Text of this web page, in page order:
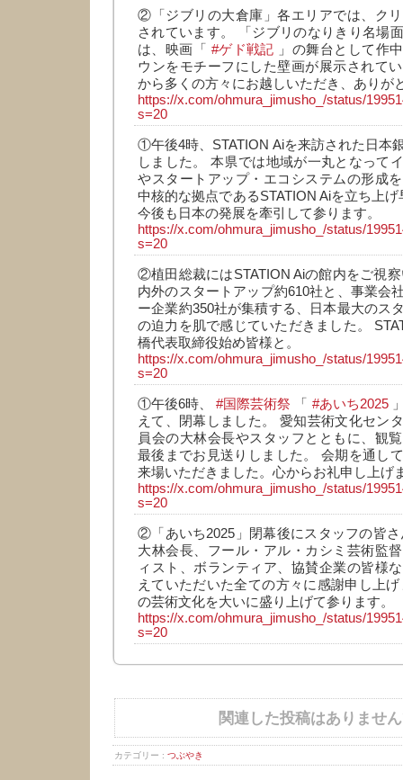
②「ジブリの大倉庫」各エリアでは、ク
されています。 「ジブリのなりきり名場
は、映画「 #ゲド戦記 」の舞台として作
ウンをモチーフにした壁画が展示されて
から多くの方々にお越しいただき、ありが
https://x.com/ohmura_jimusho_/status/
s=20
①午後4時、STATION Aiを来訪された日本
しました。 本県では地域が一丸となって
やスタートアップ・エコシステムの形成
中核的な拠点であるSTATION Aiを立ち上
今後も日本の発展を牽引して参ります。
https://x.com/ohmura_jimusho_/status/
s=20
②植田総裁にはSTATION Aiの館内をご視
内外のスタートアップ約610社と、事業会
ー企業約350社が集積する、日本最大のス
の迫力を肌で感じていただきました。
橋代表取締役始め皆様と。
https://x.com/ohmura_jimusho_/status/
s=20
①午後6時、#国際芸術祭 「 #あいち2025
えて、閉幕しました。 愛知芸術文化セン
員会の大林会長やスタッフとともに、観
最後までお見送りしました。 会期を通し
来場いただきました。心からお礼申し上げ
https://x.com/ohmura_jimusho_/status/
s=20
②「あいち2025」閉幕後にスタッフの皆
大林会長、フール・アル・カシミ芸術監
ィスト、ボランティア、協賛企業の皆様
えていただいた全ての方々に感謝申し上
の芸術文化を大いに盛り上げて参ります。
https://x.com/ohmura_jimusho_/status/
s=20
関連した投稿はありませ
カテゴリー : つぶやき